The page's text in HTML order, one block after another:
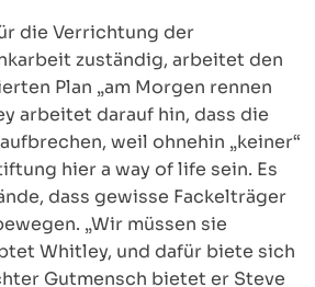
die Verrichtung der
zuständig, arbeitet den
Plan „am Morgen rennen
arbeitet darauf hin, dass die
weil ohnehin „keiner“
hier a way of life sein. Es
dass gewisse Fackelträger
„Wir müssen sie
Whitley, und dafür biete sich
Gutmensch bietet er Steve